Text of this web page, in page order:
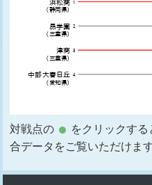
対戦点の
をクリックす
合データをご覧いただけます